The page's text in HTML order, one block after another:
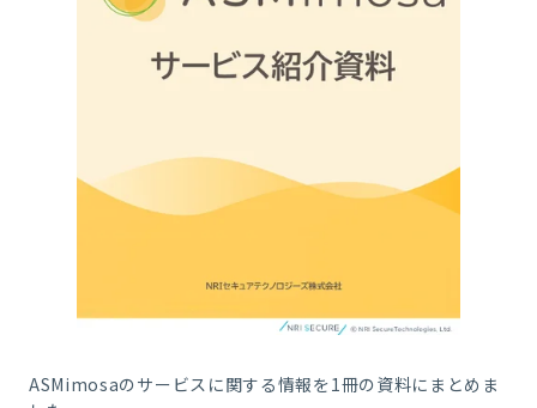
ASMimosaのサービスに関する情報を1冊の資料にまとめま